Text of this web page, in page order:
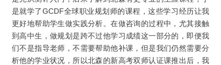
是就学了GCDF全球职业规划师的课程，这些学习经历让我
更好地帮助学生做实践分析。在做咨询的过程中，尤其接触
到高中生，做规划是跨不过他学习成绩这一部分的，即便我
们不是指导老师，不需要帮助他补课，但是我们仍然需要分
析他的学业状况，所以北森的新高考双师认证课推出后，我